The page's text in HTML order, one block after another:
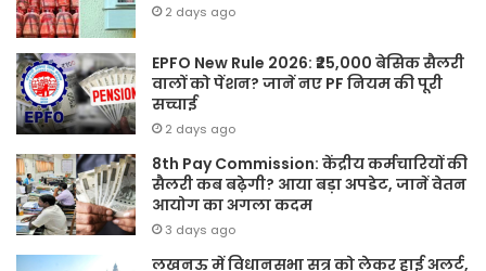
2 days ago
EPFO New Rule 2026: ₹25,000 बेसिक सैलरी
वालों को पेंशन? जानें नए PF नियम की पूरी
सच्चाई
2 days ago
8th Pay Commission: केंद्रीय कर्मचारियों की
सैलरी कब बढ़ेगी? आया बड़ा अपडेट, जानें वेतन
आयोग का अगला कदम
3 days ago
लखनऊ में विधानसभा सत्र को लेकर हाई अलर्ट,